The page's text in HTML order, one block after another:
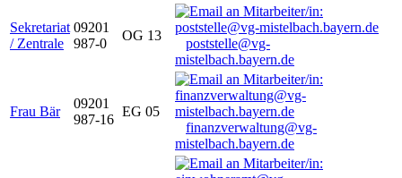
Sekretariat
/ Zentrale
09201
987-0
OG 13
poststelle@vg-
mistelbach.bayern.de
Frau Bär
09201
987-16
EG 05
finanzverwaltung@vg-
mistelbach.bayern.de